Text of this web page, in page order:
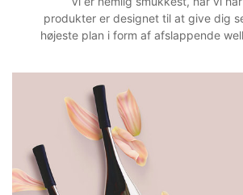
produkter er designet til at give dig
højeste plan i form af afslappende